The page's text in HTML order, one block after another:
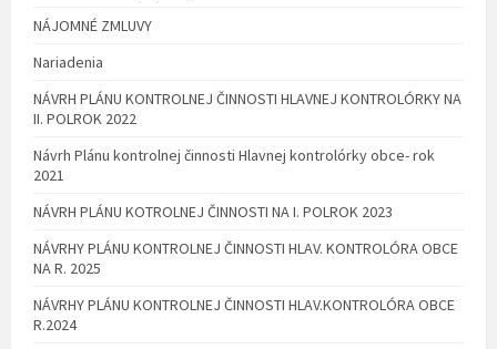
NÁJOMNÉ ZMLUVY
Nariadenia
NÁVRH PLÁNU KONTROLNEJ ČINNOSTI HLAVNEJ KONTROLÓRKY NA
II. POLROK 2022
Návrh Plánu kontrolnej činnosti Hlavnej kontrolórky obce- rok
2021
NÁVRH PLÁNU KOTROLNEJ ČINNOSTI NA I. POLROK 2023
NÁVRHY PLÁNU KONTROLNEJ ČINNOSTI HLAV. KONTROLÓRA OBCE
NA R. 2025
NÁVRHY PLÁNU KONTROLNEJ ČINNOSTI HLAV.KONTROLÓRA OBCE
R.2024